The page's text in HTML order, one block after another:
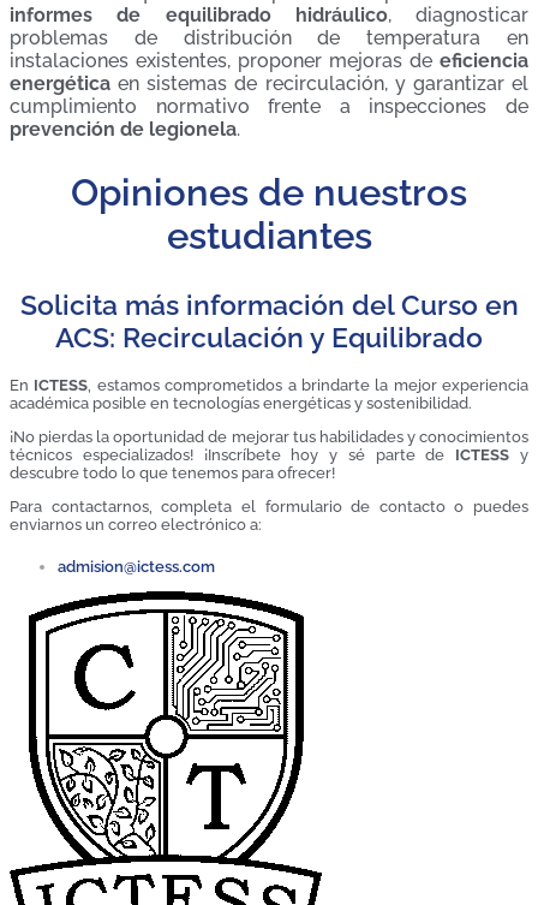
informes de equilibrado hidráulico, diagnosticar
problemas de distribución de temperatura en
instalaciones existentes, proponer mejoras de eficiencia
energética en sistemas de recirculación, y garantizar el
cumplimiento normativo frente a inspecciones de
prevención de legionela.
Opiniones de nuestros
estudiantes
Solicita más información del Curso en
ACS: Recirculación y Equilibrado
En ICTESS, estamos comprometidos a brindarte la mejor experiencia
académica posible en tecnologías energéticas y sostenibilidad.
¡No pierdas la oportunidad de mejorar tus habilidades y conocimientos
técnicos especializados! ¡Inscríbete hoy y sé parte de ICTESS y
descubre todo lo que tenemos para ofrecer!
Para contactarnos, completa el formulario de contacto o puedes
enviarnos un correo electrónico a:
admision@ictess.com